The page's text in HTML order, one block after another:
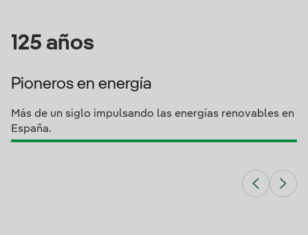
125 años
Pioneros en energía
Más de un siglo impulsando las energías renovables en
España.